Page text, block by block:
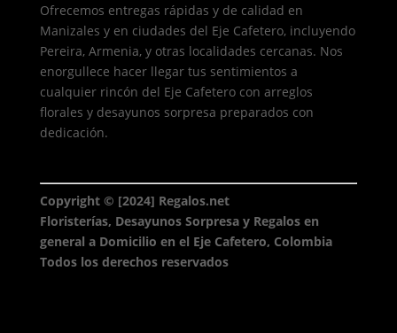
Ofrecemos entregas rápidas y de calidad en
Manizales y en ciudades del Eje Cafetero, incluyendo
Pereira, Armenia, y otras localidades cercanas. Nos
enorgullece hacer llegar tus sentimientos a
cualquier rincón del Eje Cafetero con arreglos
florales y desayunos sorpresa preparados con
dedicación.
Copyright © [2024] Regalos.net
Floristerías, Desayunos Sorpresa y Regalos en
general a Domicilio en el Eje Cafetero, Colombia
Todos los derechos reservados